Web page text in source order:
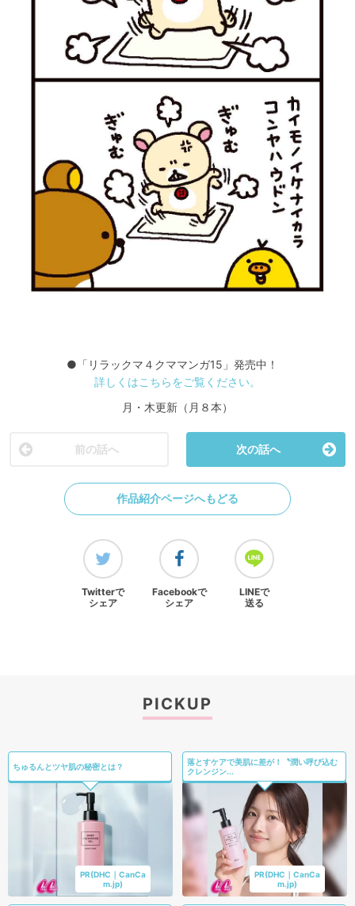
●「リラックマ４クママンガ15」発売中！
詳しくはこちらをご覧ください。
月・木更新（月８本）
前の話へ 次の話へ
作品紹介ページへもどる
Twitterで
シェア
Facebookで
シェア
LINEで
送る
PICKUP
ちゅるんとツヤ肌の秘密とは？
PR(DHC｜CanCa
m.jp)
落とすケアで美肌に差が！〝潤い呼び込む
クレンジン...
PR(DHC｜CanCa
m.jp)